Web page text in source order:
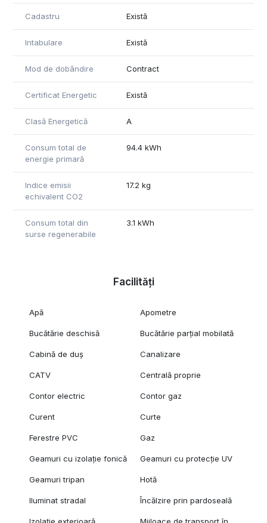
Cadastru Există
Intabulare Există
Mod de dobândire Contract
Certificat Energetic Există
Clasă Energetică A
Consum total de
energie primară
94.4 kWh
Indice emisii
echivalent CO2
17.2 kg
Consum total din
surse regenerabile
3.1 kWh
Facilități
Apă Apometre
Bucătărie deschisă Bucătărie parțial mobilată
Cabină de duș Canalizare
CATV Centrală proprie
Contor electric Contor gaz
Curent Curte
Ferestre PVC Gaz
Geamuri cu izolație fonică Geamuri cu protecție UV
Geamuri tripan Hotă
Iluminat stradal Încălzire prin pardoseală